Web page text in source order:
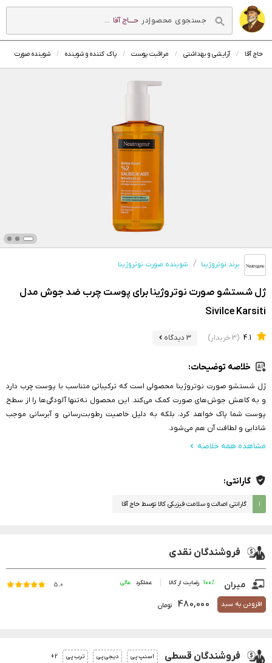
در حــــاج آقا ...
حاج آقا آرایشی و بهداشتی مراقبت پوست پاک کننده و شوینده شوینده صورت
برند نوتروژینا شوینده صورت نوتروژینا
ژل شستشو صورت نوتروژینا برای پوست چرب ضد جوش مدل
Sivilce Karsiti
4.1 (3 خریدار) 3 دیدگاه
خلاصه توضیحات:
ژل شستشو صورت نوتروژینا محصولی است که ترکیباتی متناسب با پوست چرب دارد
و به کاهش جوش‌های صورت کمک می‌کند. این محصول نه‌تنها آلودگی‌ها را از سطح
پوست شما پاک خواهد کرد، بلکه به دلیل خاصیت رطوبت‌رسانی و آبرسانی موجب
شادابی و لطافت آن هم می‌شود.
مشاهده همه خلاصه
گارانتی:
۱ گارانتی اصالت و سلامت فیزیکی کالا توسط حاج آقا
فروشندگان نقدی
میران 5.0 100% رضایت از کالا عملکرد
افزودن به سبد تومان 480,000
فروشندگان قسطی اسنپ پی دیجی پی ترب پی 2+